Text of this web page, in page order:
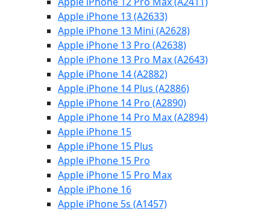
Apple iPhone 13 (A2633)
Apple iPhone 13 Mini (A2628)
Apple iPhone 13 Pro (A2638)
Apple iPhone 13 Pro Max (A2643)
Apple iPhone 14 (A2882)
Apple iPhone 14 Plus (A2886)
Apple iPhone 14 Pro (A2890)
Apple iPhone 14 Pro Max (A2894)
Apple iPhone 15
Apple iPhone 15 Plus
Apple iPhone 15 Pro
Apple iPhone 15 Pro Max
Apple iPhone 16
Apple iPhone 5s (A1457)